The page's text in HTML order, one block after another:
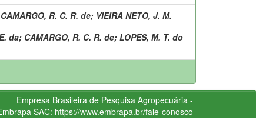
CAMARGO, R. C. R. de; VIEIRA NETO, J. M.
da; CAMARGO, R. C. R. de; LOPES, M. T. do
Empresa Brasileira de Pesquisa Agropecuária -
SAC: https://www.embrapa.br/fale-conosco